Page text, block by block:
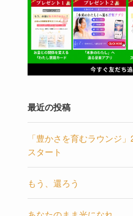
最近の投稿
「豊かさを育むラウンジ
スタート
もう、還ろう